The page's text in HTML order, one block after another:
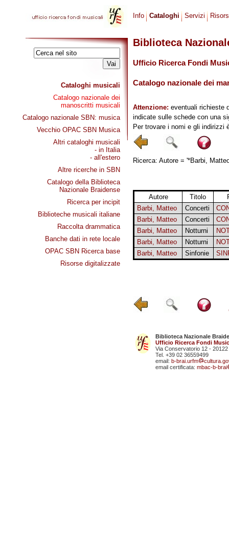
Cataloghi musicali
Catalogo nazionale dei
manoscritti musicali
Catalogo nazionale SBN: musica
Vecchio OPAC SBN Musica
Altri cataloghi musicali
- in Italia
- all'estero
Altre ricerche in SBN
Catalogo della Biblioteca
Nazionale Braidense
Ricerca per incipit
Biblioteche musicali italiane
Raccolta drammatica
Banche dati in rete locale
OPAC SBN Ricerca base
Risorse digitalizzate
Info Cataloghi Servizi
Biblioteca
Ufficio Ricerca Fondi
Catalogo nazionale dei
Attenzione: eventuali richieste
indicate sulle schede con una
Per trovare i nomi e gli indirizzi
Ricerca: Autore = '*Barbi,
Autore Titolo
Barbi, Matteo
Concerti
Barbi, Matteo
Concerti
Barbi, Matteo
Notturni
Barbi, Matteo
Notturni
Barbi, Matteo
Sinfonie
Biblioteca Nazionale
Ufficio Ricerca Fondi
Via Conservatorio 12 - 20122
Tel. +39 02 36559499
email: b-brai.urfm
email certificata: mbac-b-brai